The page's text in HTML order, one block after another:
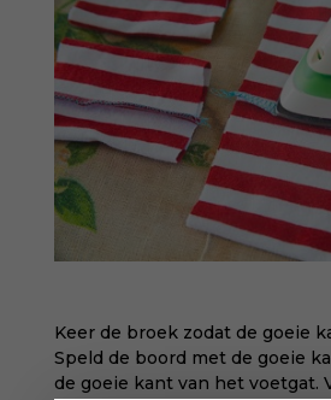
Keer de broek zodat de goeie
Speld de boord met de goeie
de goeie kant van het voetgat.